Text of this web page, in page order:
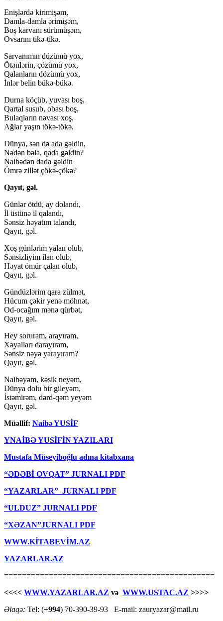
Enişlərdə kirimişəm,
Damla-damla ərimişəm,
Boş karvanı sürümüşəm,
Ovsarını tikə-tikə.
Sarvanımın düzümü yox,
Ötənlərin, çözümü yox,
Qalanların dözümü yox,
İnlər belin bükə-bükə.
Durna köçüb, yuvası boş,
Qartal susub, obası boş,
Bulaqların nəvası xoş,
Ağlar yaşın tökə-tökə.
Dünya, sən də ada gəldin,
Nədən bəla, qada gəldin?
Naibədən dada gəldin
Ömrə zillət çökə-çökə?
Qayıt, gəl.
Günlər ötdü, ay dolandı,
İl üstünə il qalandı,
Sənsiz həyatım talandı,
Qayıt, gəl.
Xoş günlərim yalan olub,
Sənsizliyim ilan olub,
Həyat ömür çalan olub,
Qayıt, gəl.
Gündüzlərim qara zülmət,
Hücum çəkir yenə möhnət,
Od-ocağım mənə qürbət,
Qayıt, gəl.
Hey soruram, arayıram,
Xəyalları darayıram,
Sənsiz nəyə yarayıram?
Qayıt, gəl.
Naibəyəm, kəsik neyəm,
Dünya dolu bir gileyəm,
İstəmirəm, dərd-qəm yeyəm
Qayıt, gəl.
Müəllif: Naibə YUSİF
YNAİBƏ YUSİFİN YAZILARI
Mustafa Müseyiboğlu adına kitabxana
“ƏDƏBİ OVQAT” JURNALI PDF
“YAZARLAR” JURNALI PDF
“ULDUZ” JURNALI PDF
“XƏZAN”JURNALI PDF
WWW.KİTABEVİM.AZ
YAZARLAR.AZ
===============================================
<<<< WWW.YAZARLAR.AZ və WWW.USTAC.AZ >>>>
Əlaqə: Tel: (+994) 70-390-39-93 E-mail: zauryazar@mail.ru